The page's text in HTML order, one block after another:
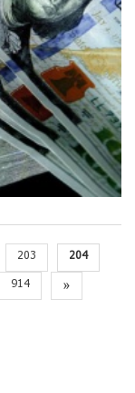
203
204
914 »